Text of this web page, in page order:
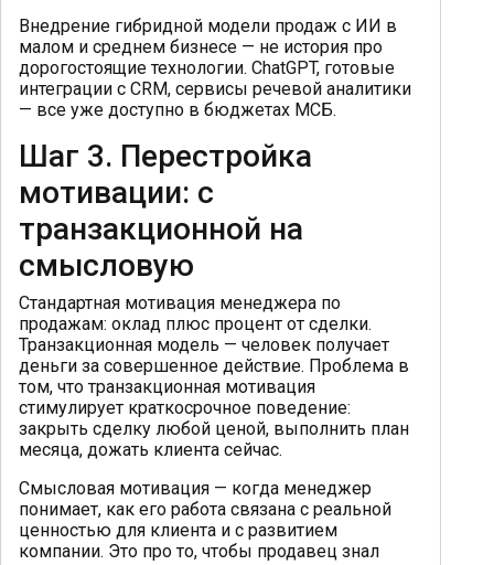
Внедрение гибридной модели продаж с ИИ в
малом и среднем бизнесе — не история про
дорогостоящие технологии. ChatGPT, готовые
интеграции с CRM, сервисы речевой аналитики
— все уже доступно в бюджетах МСБ.
Шаг 3. Перестройка
мотивации: с
транзакционной на
смысловую
Стандартная мотивация менеджера по
продажам: оклад плюс процент от сделки.
Транзакционная модель — человек получает
деньги за совершенное действие. Проблема в
том, что транзакционная мотивация
стимулирует краткосрочное поведение:
закрыть сделку любой ценой, выполнить план
месяца, дожать клиента сейчас.
Смысловая мотивация — когда менеджер
понимает, как его работа связана с реальной
ценностью для клиента и с развитием
компании. Это про то, чтобы продавец знал